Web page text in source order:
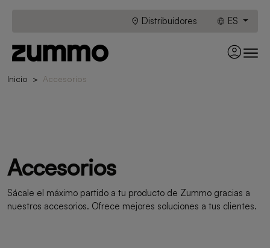
Distribuidores ES
Inicio Accesorios
Accesorios
Sácale el máximo partido a tu producto de Zummo gracias a
nuestros accesorios. Ofrece mejores soluciones a tus clientes.